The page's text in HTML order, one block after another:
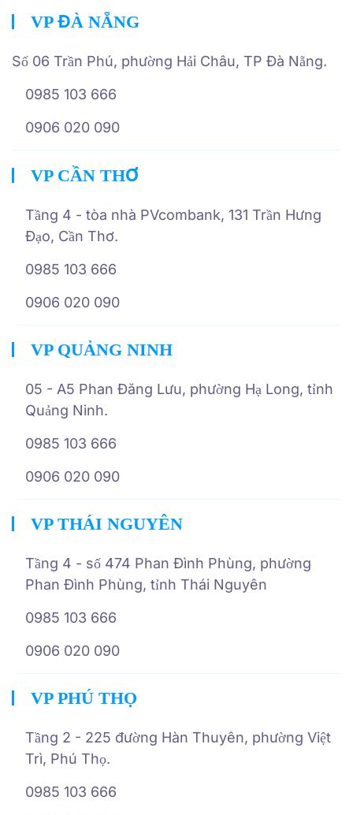
VP ĐÀ NẴNG
Số 06 Trần Phú, phường Hải Châu, TP Đà Nẵng.
0985 103 666
0906 020 090
VP CẦN THƠ
Tầng 4 - tòa nhà PVcombank, 131 Trần Hưng
Đạo, Cần Thơ.
0985 103 666
0906 020 090
VP QUẢNG NINH
05 - A5 Phan Đăng Lưu, phường Hạ Long, tỉnh
Quảng Ninh.
0985 103 666
0906 020 090
VP THÁI NGUYÊN
Tầng 4 - số 474 Phan Đình Phùng, phường
Phan Đình Phùng, tỉnh Thái Nguyên
0985 103 666
0906 020 090
VP PHÚ THỌ
Tầng 2 - 225 đường Hàn Thuyên, phường Việt
Trì, Phú Thọ.
0985 103 666